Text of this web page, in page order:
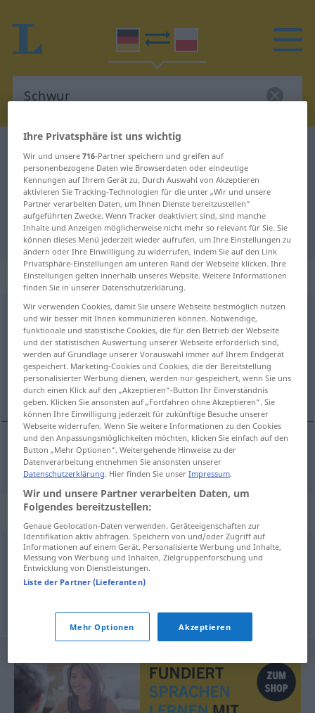
Deutsch-Polnisch Übersetzung für
"Schwur"
"Schwur" Polnisch Übersetzung
„Schwur“: Maskulinum
Schwurm <-[e]s;Schwüre>
Übersicht aller Übersetzungen
(Für mehr Details die Übersetzung anklicken/antippen)
przysięga
przysięga Schwur
Synonyme für "Schwur"
Gelöbnis,Ehrenwort,Verpflichtung,Gelübde,
Bekräftigung,Erklärung,Eid
© OpenThesaurus.de
Ihre Privatsphäre ist uns wichtig
Wir und unsere716-Partner speichern und greifen auf
personenbezogene Daten wie Browserdaten oder eindeutige
Kennungen auf Ihrem Gerät zu. Durch Auswahl von Akzeptieren
aktivieren Sie Tracking-Technologien für die unter „Wir und unsere
Partner verarbeiten Daten, um Ihnen Dienste bereitzustellen“
aufgeführten Zwecke. Wenn Tracker deaktiviert sind, sind manche
Inhalte und Anzeigen möglicherweise nicht mehr so relevant für Sie. Sie
können dieses Menü jederzeit wieder aufrufen, um Ihre Einstellungen zu
ändern oder Ihre Einwilligung zu widerrufen, indem Sie auf den Link
Privatsphäre-Einstellungen am unteren Rand der Webseite klicken. Ihre
Einstellungen gelten innerhalb unseres Website. Weitere Informationen
finden Sie in unserer Datenschutzerklärung.
Wir verwenden Cookies, damit Sie unsere Webseite bestmöglich nutzen
und wir besser mit Ihnen kommunizieren können. Notwendige,
funktionale und statistische Cookies, die für den Betrieb der Webseite
und der statistischen Auswertung unserer Webseite erforderlich sind,
werden auf Grundlage unserer Vorauswahl immer auf Ihrem Endgerät
gespeichert. Marketing-Cookies und Cookies, die der Bereitstellung
personalisierter Werbung dienen, werden nur gespeichert, wenn Sie uns
durch einen Klick auf den „Akzeptieren“-Button Ihr Einverständnis
geben. Klicken Sie ansonsten auf „Fortfahren ohne Akzeptieren“. Sie
können Ihre Einwilligung jederzeit für zukünftige Besuche unserer
Webseite widerrufen. Wenn Sie weitere Informationen zu den Cookies
und den Anpassungsmöglichkeiten möchten, klicken Sie einfach auf den
Button „Mehr Optionen“. Weitergehende Hinweise zu der
Datenverarbeitung entnehmen Sie ansonsten unserer
Datenschutzerklärung. Hier finden Sie unserImpressum.
Wir und unsere Partner verarbeiten Daten, um
Folgendes bereitzustellen:
Genaue Geolocation-Daten verwenden. Geräteeigenschaften zur
Identifikation aktiv abfragen. Speichern von und/oder Zugriff auf
Informationen auf einem Gerät. Personalisierte Werbung und Inhalte,
Messung von Werbung und Inhalten, Zielgruppenforschung und
Entwicklung von Dienstleistungen.
Liste der Partner (Lieferanten)
Mehr Optionen Akzeptieren